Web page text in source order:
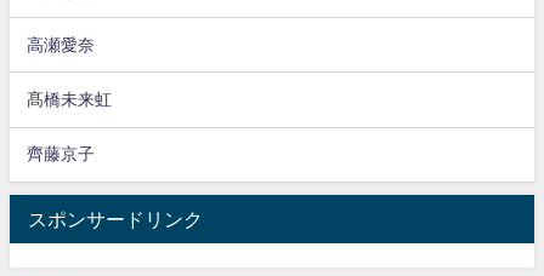
高瀬愛奈
髙橋未来虹
齊藤京子
スポンサードリンク